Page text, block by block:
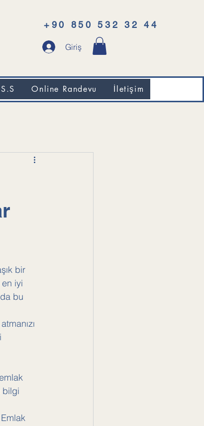
+90 850 532 32 44
Giriş
Online Randevu İletişim
bir
iyi
bu
bilgi
Emlak